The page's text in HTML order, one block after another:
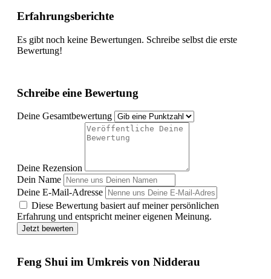
Erfahrungsberichte
Es gibt noch keine Bewertungen. Schreibe selbst die erste
Bewertung!
Schreibe eine Bewertung
Deine Gesamtbewertung
Deine Rezension
Dein Name
Deine E-Mail-Adresse
Diese Bewertung basiert auf meiner persönlichen
Erfahrung und entspricht meiner eigenen Meinung.
Jetzt bewerten
Feng Shui im Umkreis von Nidderau